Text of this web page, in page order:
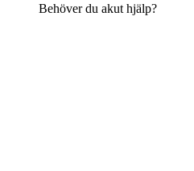
Behöver du akut hjälp?